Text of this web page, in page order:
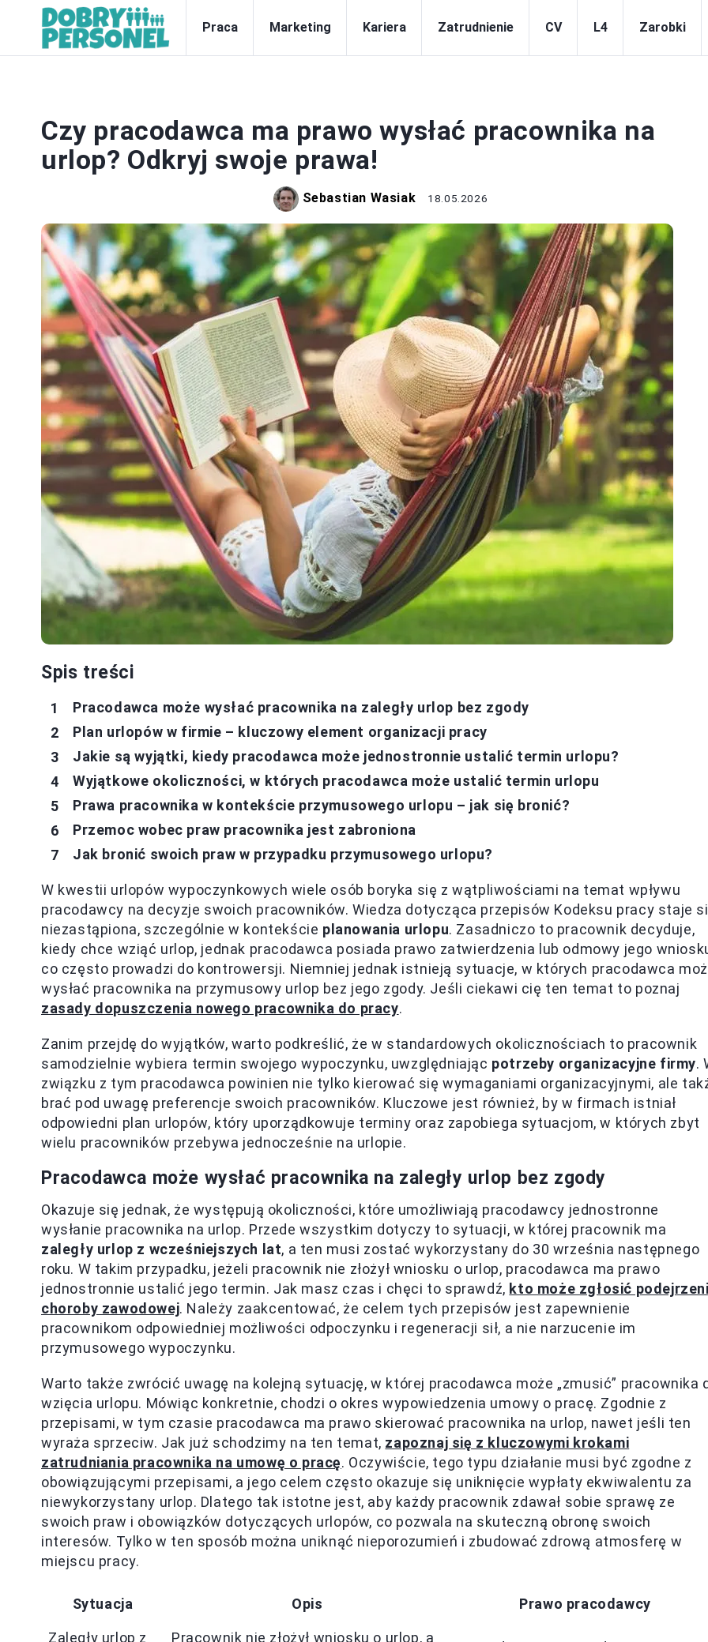
Praca Marketing Kariera Zatrudnienie CV L4 Zarobki
Czy pracodawca ma prawo wysłać pracownika na
urlop? Odkryj swoje prawa!
Sebastian Wasiak 18.05.2026
Spis treści
Pracodawca może wysłać pracownika na zaległy urlop bez zgody
Plan urlopów w firmie – kluczowy element organizacji pracy
Jakie są wyjątki, kiedy pracodawca może jednostronnie ustalić termin urlopu?
Wyjątkowe okoliczności, w których pracodawca może ustalić termin urlopu
Prawa pracownika w kontekście przymusowego urlopu – jak się bronić?
Przemoc wobec praw pracownika jest zabroniona
Jak bronić swoich praw w przypadku przymusowego urlopu?
W kwestii urlopów wypoczynkowych wiele osób boryka się z wątpliwościami na temat wpływu
pracodawcy na decyzje swoich pracowników. Wiedza dotycząca przepisów Kodeksu pracy staje
niezastąpiona, szczególnie w kontekście planowania urlopu. Zasadniczo to pracownik decyduje,
kiedy chce wziąć urlop, jednak pracodawca posiada prawo zatwierdzenia lub odmowy jego
co często prowadzi do kontrowersji. Niemniej jednak istnieją sytuacje, w których pracodawca
wysłać pracownika na przymusowy urlop bez jego zgody. Jeśli ciekawi cię ten temat to poznaj
zasady dopuszczenia nowego pracownika do pracy.
Zanim przejdę do wyjątków, warto podkreślić, że w standardowych okolicznościach to pracownik
samodzielnie wybiera termin swojego wypoczynku, uwzględniając potrzeby organizacyjne firmy.
związku z tym pracodawca powinien nie tylko kierować się wymaganiami organizacyjnymi, ale
brać pod uwagę preferencje swoich pracowników. Kluczowe jest również, by w firmach istniał
odpowiedni plan urlopów, który uporządkowuje terminy oraz zapobiega sytuacjom, w których zbyt
wielu pracowników przebywa jednocześnie na urlopie.
Pracodawca może wysłać pracownika na zaległy urlop bez zgody
Okazuje się jednak, że występują okoliczności, które umożliwiają pracodawcy jednostronne
wysłanie pracownika na urlop. Przede wszystkim dotyczy to sytuacji, w której pracownik ma
zaległy urlop z wcześniejszych lat, a ten musi zostać wykorzystany do 30 września następnego
roku. W takim przypadku, jeżeli pracownik nie złożył wniosku o urlop, pracodawca ma prawo
jednostronnie ustalić jego termin. Jak masz czas i chęci to sprawdź, kto może zgłosić
choroby zawodowej. Należy zaakcentować, że celem tych przepisów jest zapewnienie
pracownikom odpowiedniej możliwości odpoczynku i regeneracji sił, a nie narzucenie im
przymusowego wypoczynku.
Warto także zwrócić uwagę na kolejną sytuację, w której pracodawca może „zmusić” pracownika
wzięcia urlopu. Mówiąc konkretnie, chodzi o okres wypowiedzenia umowy o pracę. Zgodnie z
przepisami, w tym czasie pracodawca ma prawo skierować pracownika na urlop, nawet jeśli ten
wyraża sprzeciw. Jak już schodzimy na ten temat, zapoznaj się z kluczowymi krokami
zatrudniania pracownika na umowę o pracę. Oczywiście, tego typu działanie musi być zgodne z
obowiązującymi przepisami, a jego celem często okazuje się uniknięcie wypłaty ekwiwalentu za
niewykorzystany urlop. Dlatego tak istotne jest, aby każdy pracownik zdawał sobie sprawę ze
swoich praw i obowiązków dotyczących urlopów, co pozwala na skuteczną obronę swoich
interesów. Tylko w ten sposób można uniknąć nieporozumień i zbudować zdrową atmosferę w
miejscu pracy.
Sytuacja Opis Prawo pracodawcy
Zaległy urlop z
Pracownik nie złożył wniosku o urlop, a